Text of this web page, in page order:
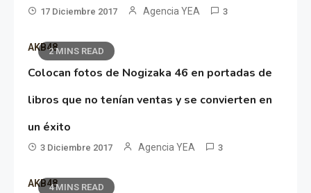
17 Diciembre 2017 Agencia YEA 3
2 MINS READ
AKB48
Colocan fotos de Nogizaka 46 en portadas de
libros que no tenían ventas y se convierten en
un éxito
3 Diciembre 2017 Agencia YEA 3
4 MINS READ
AKB48